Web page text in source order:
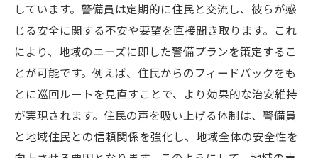
しています。警備員は定期的に住民と交流し、彼らが感
じる安全に関する不安や要望を直接聞き取ります。これ
により、地域のニーズに即した警備プランを策定するこ
とが可能です。例えば、住民からのフィードバックをも
とに巡回ルートを見直すことで、より効果的な治安維持
が実現されます。住民の声を吸い上げる体制は、警備員
と地域住民との信頼関係を強化し、地域全体の安全性を